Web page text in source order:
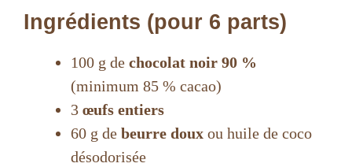
i
d
Ingrédients (pour 6 parts)
100 g de chocolat noir 90 %
(minimum 85 % cacao)
3 œufs entiers
60 g de beurre doux ou huile de coco
désodorisée